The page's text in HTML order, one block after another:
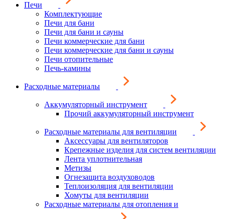
Печи
Комплектующие
Печи для бани
Печи для бани и сауны
Печи коммерческие для бани
Печи коммерческие для бани и сауны
Печи отопительные
Печь-камины
Расходные материалы
Аккумуляторный инструмент
Прочий аккумуляторный инструмент
Расходные материалы для вентиляции
Аксессуары для вентиляторов
Крепежные изделия для систем вентиляции
Лента уплотнительная
Метизы
Огнезащита воздуховодов
Теплоизоляция для вентиляции
Хомуты для вентиляции
Расходные материалы для отопления и